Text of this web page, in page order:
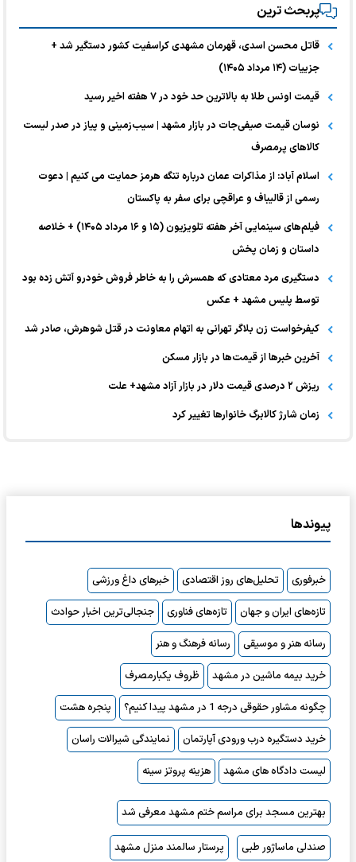
پربحث ترین
قاتل محسن اسدی، قهرمان مشهدی کراسفیت کشور دستگیر شد +
جزییات (۱۴ مرداد ۱۴۰۵)
قیمت اونس طلا به بالاترین حد خود در ۷ هفته اخیر رسید
نوسان قیمت صیفی‌جات در بازار مشهد | سیب‌زمینی و پیاز در صدر لیست
کالا‌های پرمصرف
اسلام آباد: از مذاکرات عمان درباره تنگه هرمز حمایت می کنیم | دعوت
رسمی از قالیباف و عراقچی برای سفر به پاکستان
فیلم‌های سینمایی آخر هفته تلویزیون (۱۵ و ۱۶ مرداد ۱۴۰۵) + خلاصه
داستان و زمان پخش
دستگیری مرد معتادی که همسرش را به خاطر فروش خودرو آتش زده بود
توسط پلیس مشهد + عکس
کیفرخواست زن بلاگر تهرانی به اتهام معاونت در قتل شوهرش، صادر شد
آخرین خبر‌ها از قیمت‌ها در بازار مسکن
ریزش ۲ درصدی قیمت دلار در بازار آزاد مشهد+ علت
زمان شارژ کالابرگ خانوارها تغییر کرد
پیوندها
خبرفوری تحلیل‌های روز اقتصادی
خبرهای داغ ورزشی
تازه‌های ایران و جهان
تازه‌های فناوری
جنجالی‌ترین اخبار حوادث
رسانه هنر و موسیقی
رسانه فرهنگ و هنر
خرید بیمه ماشین در مشهد
ظروف یکبارمصرف
چگونه مشاور حقوقی درجه 1 در مشهد پیدا کنیم؟
پنجره هشت
خرید دستگیره درب ورودی آپارتمان
نمایندگی شیرالات راسان
لیست دادگاه های مشهد
هزینه پروتز سینه
بهترین مسجد برای مراسم ختم مشهد معرفی شد
صندلی ماساژور طبی پرستار سالمند منزل مشهد